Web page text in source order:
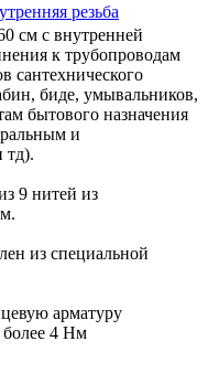
резьба
см с внутренней
к трубопроводам
сантехнического
биде, умывальников,
бытового назначения
и
тд).
9 нитей из
из специальной
арматуру
более 4 Нм